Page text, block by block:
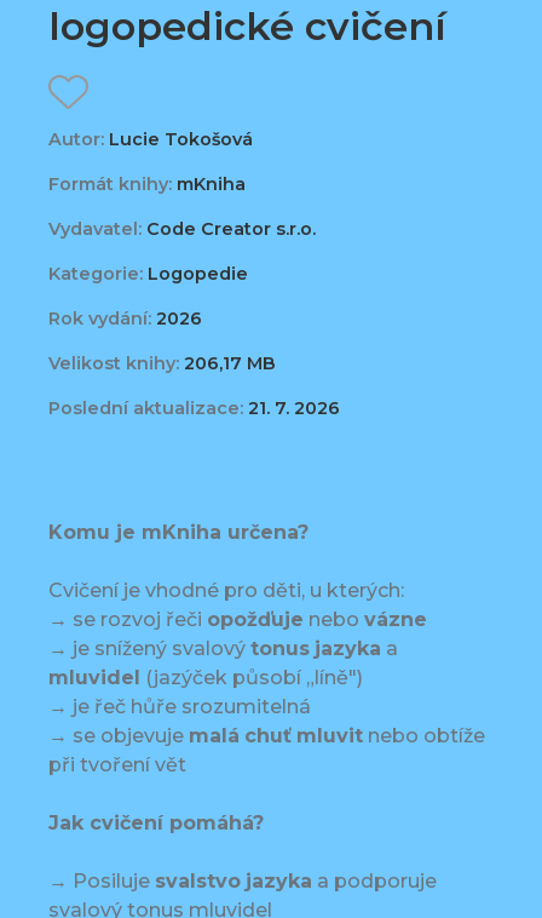
logopedické cvičení
Autor: Lucie Tokošová
Formát knihy: mKniha
Vydavatel: Code Creator s.r.o.
Kategorie: Logopedie
Rok vydání: 2026
Velikost knihy: 206,17 MB
Poslední aktualizace: 21. 7. 2026
Komu je mKniha určena?
Cvičení je vhodné pro děti, u kterých:
→ se rozvoj řeči opožďuje nebo vázne
→ je snížený svalový tonus jazyka a
mluvidel
(jazýček působí „líně")
→ je řeč hůře srozumitelná
→ se objevuje malá chuť mluvit nebo obtíže
při tvoření vět
Jak cvičení pomáhá?
→ Posiluje svalstvo jazyka a podporuje
svalový tonus mluvidel